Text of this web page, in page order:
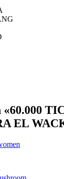
«60.000
EL